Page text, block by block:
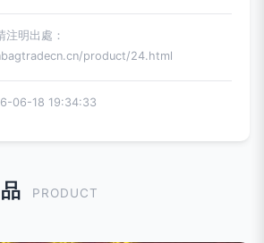
明出處：
product/24.html
06-18 19:34:33
PRODUCT